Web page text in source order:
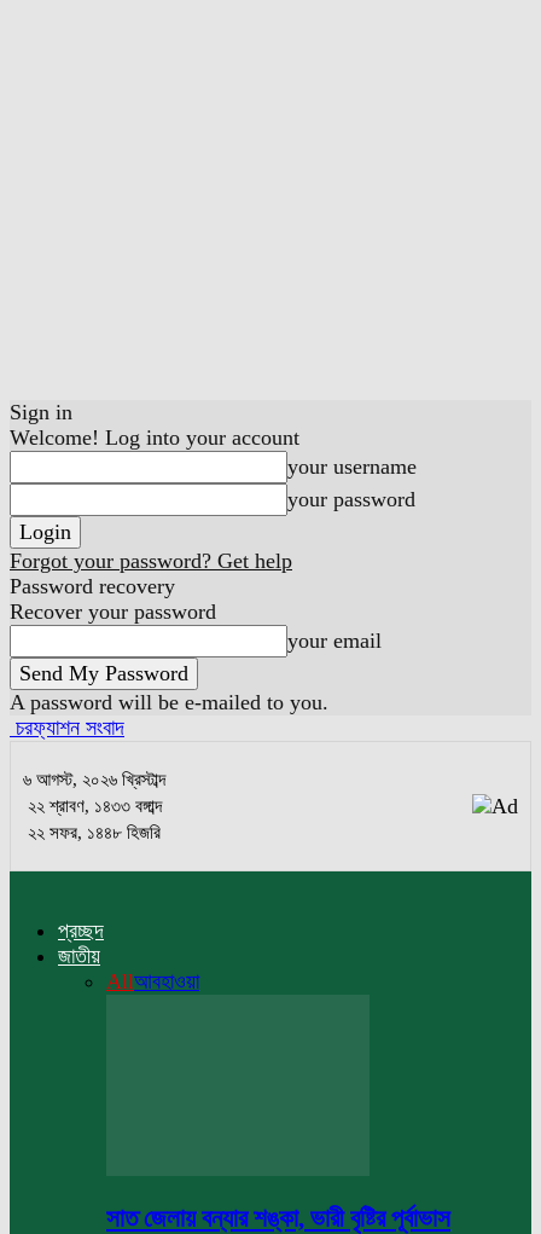
Sign in
Welcome! Log into your account
your username
your password
Forgot your password? Get help
Password recovery
Recover your password
your email
A password will be e-mailed to you.
চরফ্যাশন সংবাদ
৬ আগস্ট, ২০২৬ খ্রিস্টাব্দ
২২ শ্রাবণ, ১৪৩৩ বঙ্গাব্দ
২২ সফর, ১৪৪৮ হিজরি
প্রচ্ছদ
জাতীয়
Allআবহাওয়া
সাত জেলায় বন্যার শঙ্কা, ভারী বৃষ্টির পূর্বাভাস